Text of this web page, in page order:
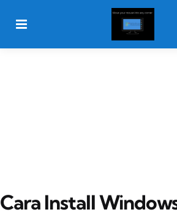
Cara Install